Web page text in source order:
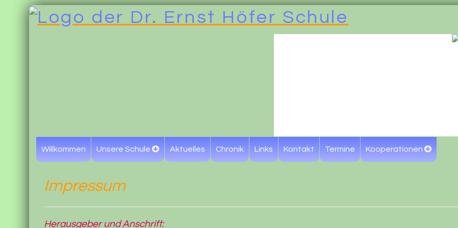
Willkommen Unsere Schule Aktuelles Chronik Links Kontakt Termine Kooperationen
Impressum
Herausgeber und Anschrift: